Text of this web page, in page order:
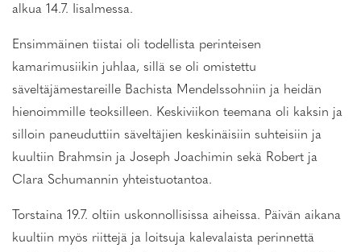
alkua 14.7. Iisalmessa.
Ensimmäinen tiistai oli todellista perinteisen
kamarimusiikin juhlaa, sillä se oli omistettu
säveltäjämestareille Bachista Mendelssohniin ja heidän
hienoimmille teoksilleen. Keskiviikon teemana oli kaksin ja
silloin paneuduttiin säveltäjien keskinäisiin suhteisiin ja
kuultiin Brahmsin ja Joseph Joachimin sekä Robert ja
Clara Schumannin yhteistuotantoa.
Torstaina 19.7. oltiin uskonnollisissa aiheissa. Päivän aikana
kuultiin myös riittejä ja loitsuja kalevalaista perinnettä